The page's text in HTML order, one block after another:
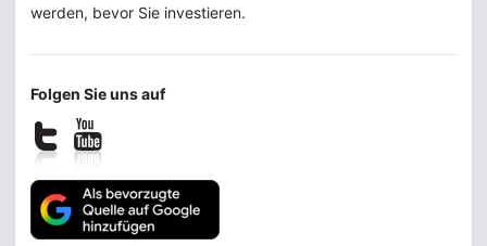
werden, bevor Sie investieren.
Folgen Sie uns auf